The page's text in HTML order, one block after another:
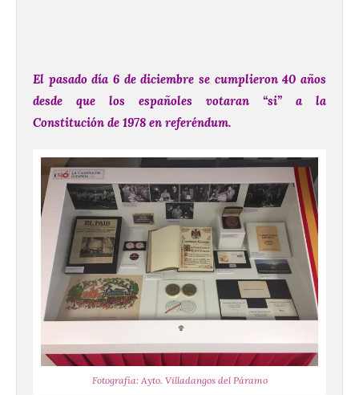
El pasado día 6 de diciembre se cumplieron 40 años
desde que los españoles votaran “si” a la
Constitución de 1978 en referéndum.
Fotografía: Ayto. Villadangos del Páramo